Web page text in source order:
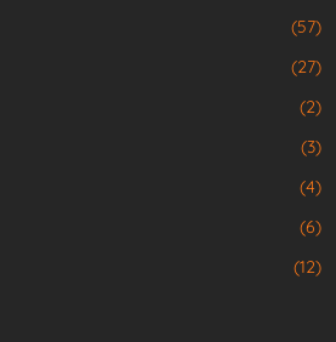
(57)
(27)
(2)
(3)
(4)
(6)
(12)